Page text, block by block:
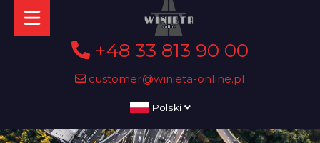
+48 33 813 90 00
customer@winieta-online.pl
Polski